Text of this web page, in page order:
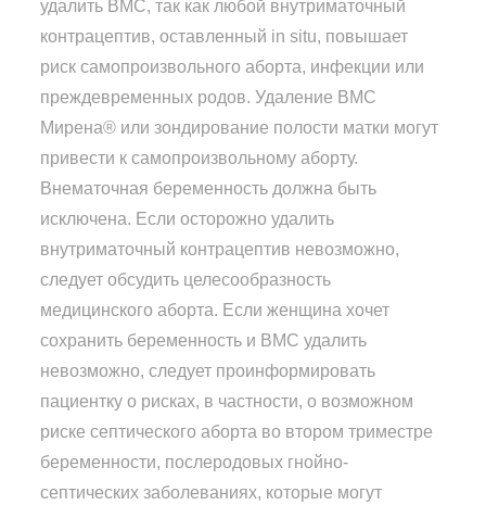
удалить ВМС, так как любой внутриматочный
контрацептив, оставленный in situ, повышает
риск самопроизвольного аборта, инфекции или
преждевременных родов. Удаление ВМС
Мирена® или зондирование полости матки могут
привести к самопроизвольному аборту.
Внематочная беременность должна быть
исключена. Если осторожно удалить
внутриматочный контрацептив невозможно,
следует обсудить целесообразность
медицинского аборта. Если женщина хочет
сохранить беременность и ВМС удалить
невозможно, следует проинформировать
пациентку о рисках, в частности, о возможном
риске септического аборта во втором триместре
беременности, послеродовых гнойно-
септических заболеваниях, которые могут